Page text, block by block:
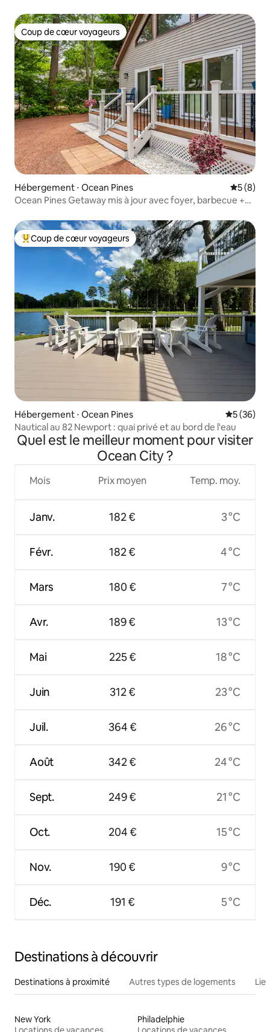
Coup de cœur voyageurs
Coup de cœur voyageurs
Hébergement ⋅ Ocean Pines
5 (8)
Ocean Pines Getaway mis à jour avec foyer, barbecue +
Coups de cœur voyageurs les plus appréciés
Coup de cœur voyageurs
Hébergement ⋅ Ocean Pines
5 (36)
Nautical au 82 Newport : quai privé et au bord de l'eau
Quel est le meilleur moment pour visiter
Ocean City ?
Mois
Janv.
Févr.
Mars
Avr.
Mai
Juin
Juil.
Août
Sept.
Oct.
Nov.
Déc.
Prix moyen
182 €
182 €
180 €
189 €
225 €
312 €
364 €
342 €
249 €
204 €
190 €
191 €
Temp. moy.
3 °C
4 °C
7 °C
13 °C
18 °C
23 °C
26 °C
24 °C
21 °C
15 °C
9 °C
5 °C
Destinations à découvrir
Destinations à proximité Autres types de logements
New York
Philadelphie